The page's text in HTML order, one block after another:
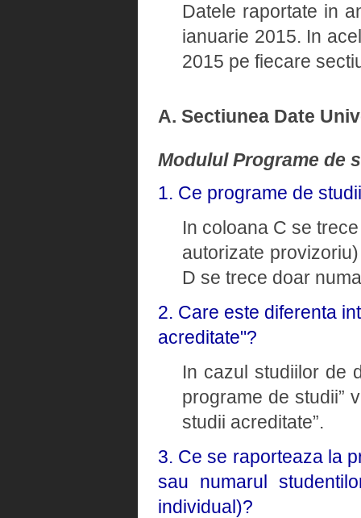
Datele raportate in
ianuarie 2015. In
2015 pe fiecare
A. Sectiunea Date
Modulul Programe de
1. Ce programe de
In coloana C se
autorizate
D se trece doar
2. Care este diferenta
acreditate"?
In cazul studiilor de
programe de studii”
studii acreditate”.
3. Ce se raporteaza la
sau numarul
individual)?